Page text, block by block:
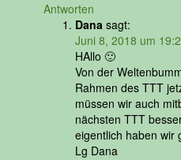
Antworten
Dana sagt:
Juni 8, 2018 um
HAllo 🙂
Von der
Rahmen des TTT
müssen wir auch
nächsten TTT
eigentlich haben wir
Lg Dana